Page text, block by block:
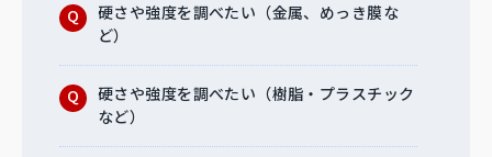
硬さや強度を調べたい（金属、めっき膜な
ど）
硬さや強度を調べたい（樹脂・プラスチック
など）